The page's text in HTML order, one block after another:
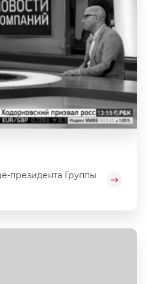
президента Группы